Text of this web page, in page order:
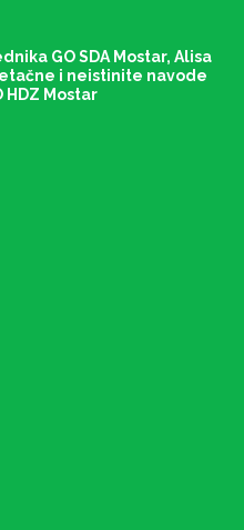
GO SDA Mostar, Alisa
i neistinite navode
HDZ Mostar